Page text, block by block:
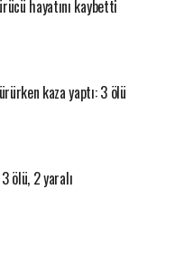
hayatını kaybetti
kaza yaptı: 3 ölü
ölü, 2 yaralı